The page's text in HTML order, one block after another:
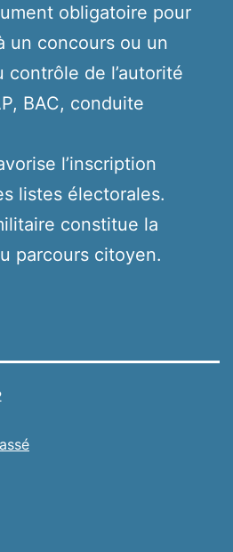
obligatoire pour
un concours ou un
contrôle de l’autorité
BAC, conduite
l’inscription
listes électorales.
constitue la
parcours citoyen.